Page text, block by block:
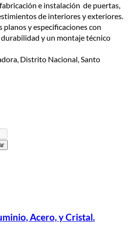
e instalación de puertas,
de interiores y exteriores.
planos y especificaciones con
durabilidad y un montaje técnico
Distrito Nacional, Santo
Acero, y Cristal.